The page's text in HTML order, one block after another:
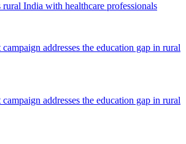
rural India with healthcare professionals
campaign addresses the education gap in rural
campaign addresses the education gap in rural